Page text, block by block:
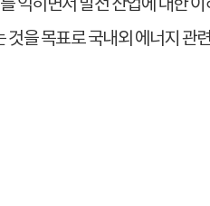
을 목표로 국내외 에너지